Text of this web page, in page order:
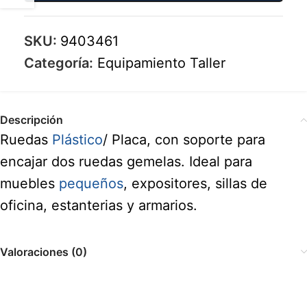
SKU: 9403461
Categoría: Equipamiento Taller
Descripción
Ruedas Plástico/ Placa, con soporte para
encajar dos ruedas gemelas. Ideal para
muebles pequeños, expositores, sillas de
oficina, estanterias y armarios.
Valoraciones (0)